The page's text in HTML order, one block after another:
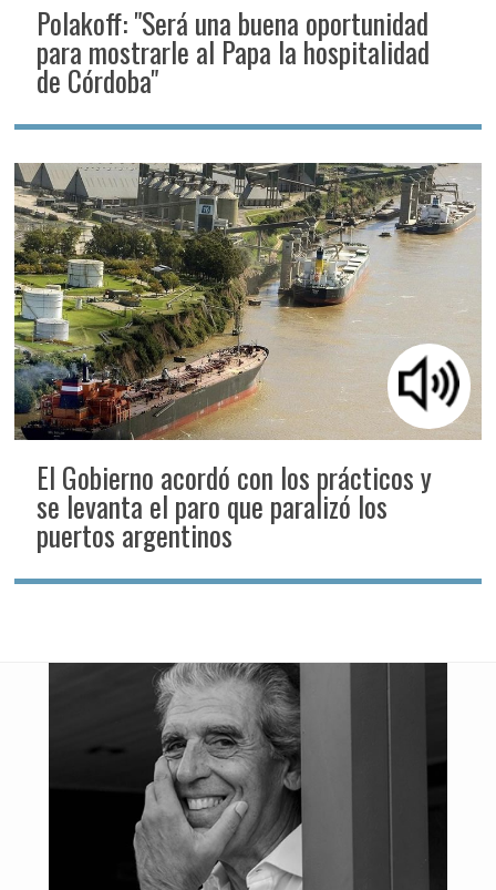
Polakoff: "Será una buena oportunidad
para mostrarle al Papa la hospitalidad
de Córdoba"
El Gobierno acordó con los prácticos y
se levanta el paro que paralizó los
puertos argentinos